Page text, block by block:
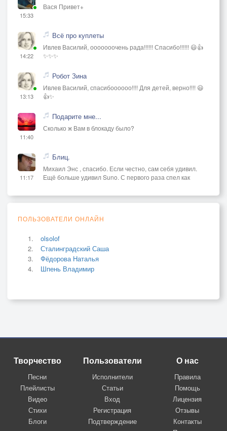
15:33
Вася Привет+
14:22
Всё про куплеты
Ивлев Василий, ооооооочень рада!!!!!! Спасибо!!!!!! 😃👍
✨✨✨
13:13
Робот Зина
Ивлев Василий, спасибоооооо!!!! Для детей, верно!!!! 😃
👍✨
11:40
Подарите мне...
Сколько ж Вам в блокаду было?
11:17
Блиц.
Михаил Энс , спасибо. Если честно, сам себя удивил.
Ещё больше удивил Suno. С первого раза спел как
ПОЛЬЗОВАТЕЛИ ОНЛАЙН
olsolof
Сталинградский Саша
Фёдорова Наталья
Шпень Владимир
Творчество
Песни
Плейлисты
Видео
Стихи
Блоги
Пользователи
Исполнители
Статьи
Вход
Регистрация
Подтверждение
О нас
Правила
Помощь
Лицензия
Отзывы
Контакты